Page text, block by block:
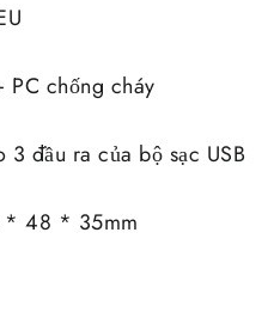
PC chống cháy
đầu ra của bộ sạc USB
* 48 * 35mm